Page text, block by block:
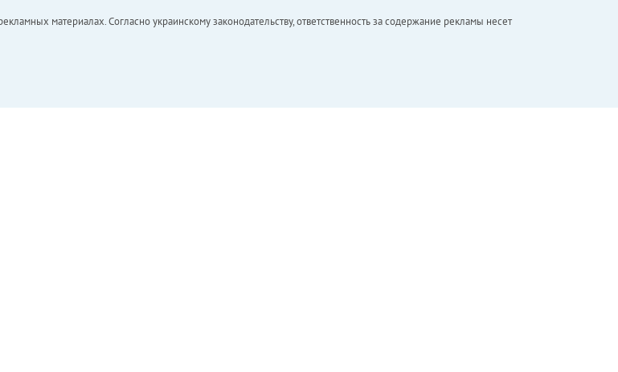
материалах. Согласно украинскому законодательству, ответственность за содержание рекламы несет